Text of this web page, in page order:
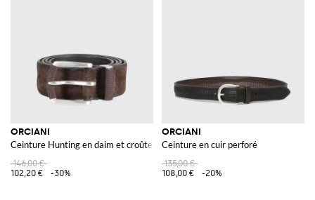
ORCIANI
Ceinture Hunting en daim et croûte de cuir
146,00 €
102,20 €
-30%
ORCIANI
Ceinture en cuir perforé
135,00 €
108,00 €
-20%